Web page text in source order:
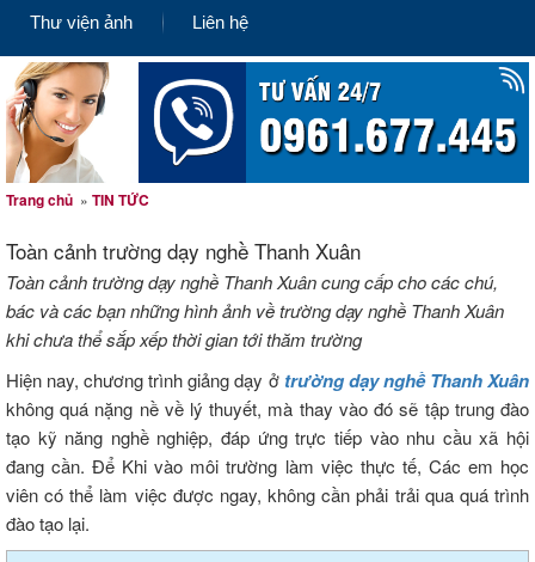
Thư viện ảnh Liên hệ
Trang chủ » TIN TỨC
Toàn cảnh trường dạy nghề Thanh Xuân
Toàn cảnh trường dạy nghề Thanh Xuân cung cấp cho các chú,
bác và các bạn những hình ảnh về trường dạy nghề Thanh Xuân
khi chưa thể sắp xếp thời gian tới thăm trường
Hiện nay, chương trình giảng dạy ở trường dạy nghề Thanh Xuân
không quá nặng nề về lý thuyết, mà thay vào đó sẽ tập trung đào
tạo kỹ năng nghề nghiệp, đáp ứng trực tiếp vào nhu cầu xã hội
đang cần. Để Khi vào môi trường làm việc thực tế, Các em học
viên có thể làm việc được ngay, không cần phải trải qua quá trình
đào tạo lại.